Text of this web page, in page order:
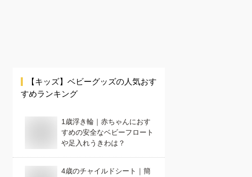
【キッズ】 ベビーグッズの人気おす
すめランキング
1歳浮き輪｜赤ちゃんにおす
すめの安全なベビーフロート
や足入れうきわは？
4歳のチャイルドシート｜簡